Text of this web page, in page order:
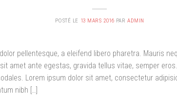
POSTÉ LE 13 MARS 2016 PARADMIN
pellentesque, a eleifend libero pharetra. Mauris
amet ante egestas, gravida tellus vitae, semper
Lorem ipsum dolor sit amet, consectetur
nibh […]